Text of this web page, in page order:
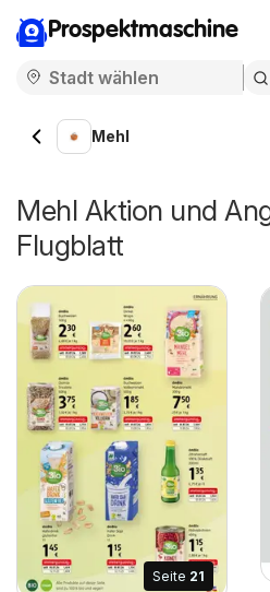
Prospektmaschine
Mehl
Mehl Aktion und
Flugblatt
Seite 21